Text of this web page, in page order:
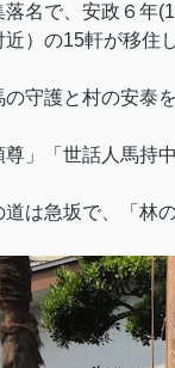
名で、安政６年
）の15軒が移住
守護と村の安泰
」「世話人馬持
は急坂で、「林